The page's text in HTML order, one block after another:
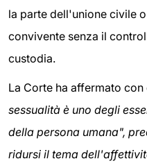
la parte dell'unione civile
convivente senza il
custodia.
La Corte ha affermato
sessualità è uno degli
della persona umana",
ridursi il tema